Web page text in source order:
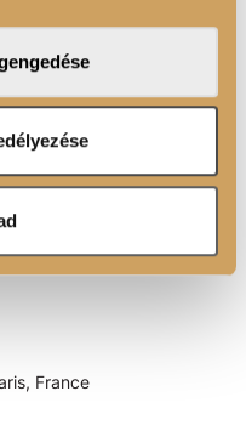
más olyan
számukra vagy az
gyűjtöttek.
ban letelepedett felelős
France